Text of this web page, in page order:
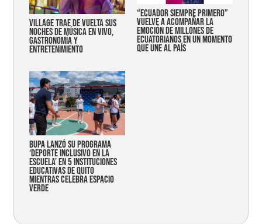
Village trae de vuelta sus
noches de música en vivo,
gastronomía y
entretenimiento
“Ecuador siempre primero”
vuelve a acompañar la
emoción de millones de
ecuatorianos en un momento
que une al país
Bupa lanzó su programa
‘Deporte Inclusivo en la
Escuela’ en 5 instituciones
educativas de Quito
mientras celebra espacio
verde